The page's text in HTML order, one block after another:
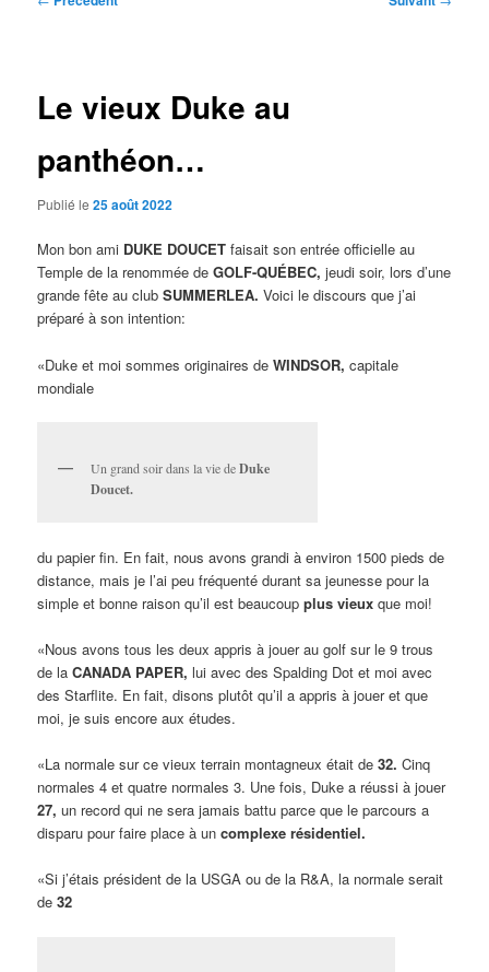
Le vieux Duke au
panthéon…
Publié le25 août 2022
Mon bon ami DUKE DOUCET faisait son entrée officielle au
Temple de la renommée deGOLF-QUÉBEC, jeudi soir, lors d’une
grande fête au clubSUMMERLEA. Voici le discours que j’ai
préparé à son intention:
«Duke et moi sommes originaires deWINDSOR, capitale
mondiale
Un grand soir dans la vie deDuke
Doucet.
du papier fin. En fait, nous avons grandi à environ 1500 pieds de
distance, mais je l’ai peu fréquenté durant sa jeunesse pour la
simple et bonne raison qu’il est beaucoupplus vieux que moi!
«Nous avons tous les deux appris à jouer au golf sur le 9 trous
de laCANADA PAPER, lui avec des Spalding Dot et moi avec
des Starflite. En fait, disons plutôt qu’il a appris à jouer et que
moi, je suis encore aux études.
«La normale sur ce vieux terrain montagneux était de32. Cinq
normales 4 et quatre normales 3. Une fois, Duke a réussi à jouer
27, un record qui ne sera jamais battu parce que le parcours a
disparu pour faire place à uncomplexe résidentiel.
«Si j’étais président de la USGA ou de la R&A, la normale serait
de32